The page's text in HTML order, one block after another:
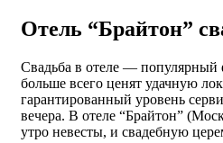
Отель “Брайтон”
Свадьба в отеле — популярный
больше всего ценят удачную
гарантированный уровень
вечера. В отеле “Брайтон”
утро невесты, и свадебную